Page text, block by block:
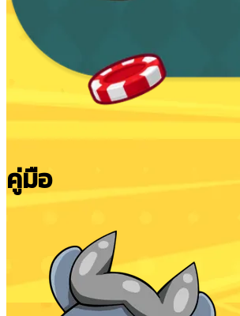
คู่มือ